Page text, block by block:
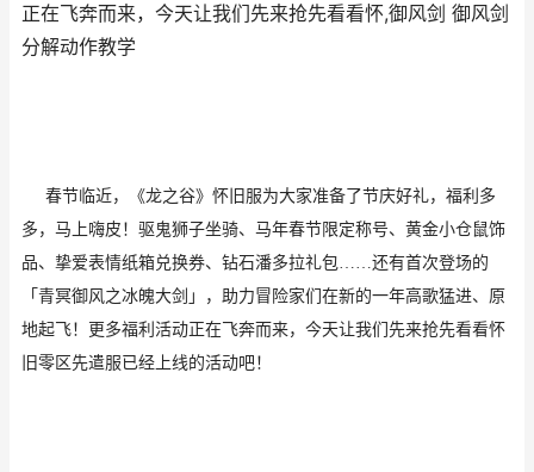
正在飞奔而来，今天让我们先来抢先看看怀,御风剑 御风剑
分解动作教学
春节临近，《龙之谷》怀旧服为大家准备了节庆好礼，福利多
多，马上嗨皮！驱鬼狮子坐骑、马年春节限定称号、黄金小仓鼠饰
品、挚爱表情纸箱兑换券、钻石潘多拉礼包……还有首次登场的
「青冥御风之冰魄大剑」，助力冒险家们在新的一年高歌猛进、原
地起飞！更多福利活动正在飞奔而来，今天让我们先来抢先看看怀
旧零区先遣服已经上线的活动吧！